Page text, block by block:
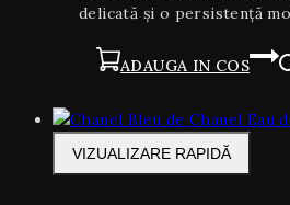
delicată și o persistență
ADAUGA IN COS
VIZUALIZARE RAPIDĂ